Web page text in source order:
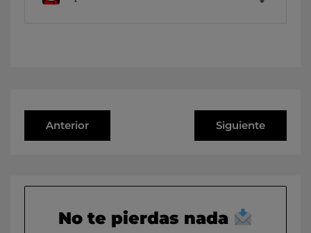
Anterior Siguiente
No te pierdas nada